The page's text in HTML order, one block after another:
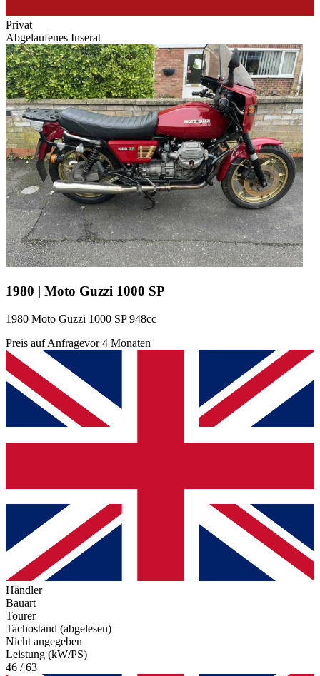
Privat
Abgelaufenes Inserat
1980 | Moto Guzzi 1000 SP
1980 Moto Guzzi 1000 SP 948cc
Preis auf Anfragevor 4 Monaten
Händler
Bauart
Tourer
Tachostand (abgelesen)
Nicht angegeben
Leistung (kW/PS)
46 / 63